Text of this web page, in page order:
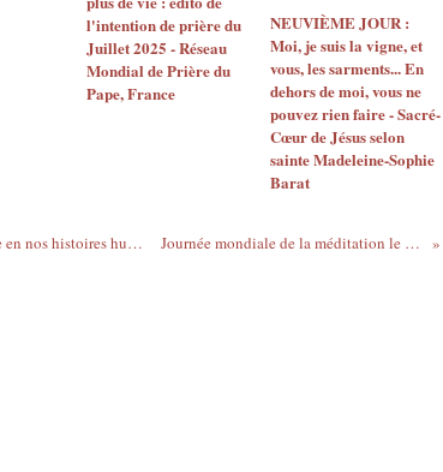
l'intention de prière du
Juillet 2025 - Réseau
Mondial de Prière du
Pape, France
NEUVIÈME JOUR :
Moi, je suis la vigne, et
vous, les sarments... En
dehors de moi, vous ne
pouvez rien faire - Sacré-
Cœur de Jésus selon
sainte Madeleine-Sophie
Barat
Mt 1, 18-24 : La manière dont Dieu entre en nos histoires humaines - 18 décembre 2024 Journée mondiale de la méditation le 21 décembre 2024|